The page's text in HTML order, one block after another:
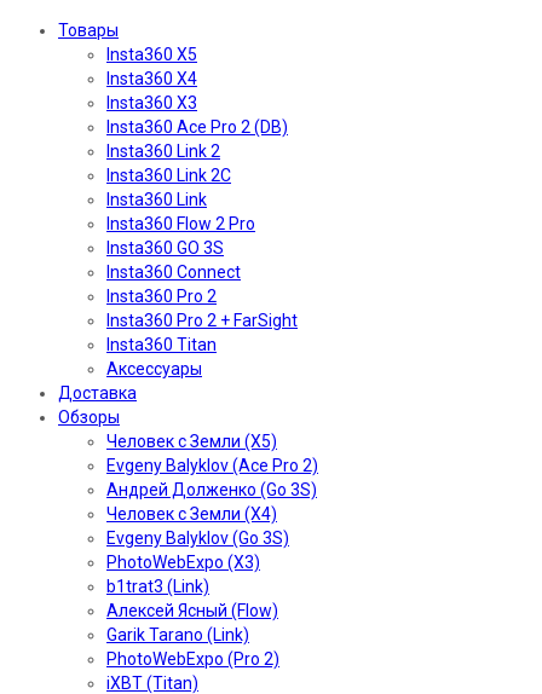
Товары
Insta360 X5
Insta360 X4
Insta360 X3
Insta360 Ace Pro 2 (DB)
Insta360 Link 2
Insta360 Link 2C
Insta360 Link
Insta360 Flow 2 Pro
Insta360 GO 3S
Insta360 Connect
Insta360 Pro 2
Insta360 Pro 2 + FarSight
Insta360 Titan
Аксессуары
Доставка
Обзоры
Человек с Земли (X5)
Evgeny Balyklov (Ace Pro 2)
Андрей Долженко (Go 3S)
Человек с Земли (X4)
Evgeny Balyklov (Go 3S)
PhotoWebExpo (X3)
b1trat3 (Link)
Алексей Ясный (Flow)
Garik Tarano (Link)
PhotoWebExpo (Pro 2)
iXBT (Titan)